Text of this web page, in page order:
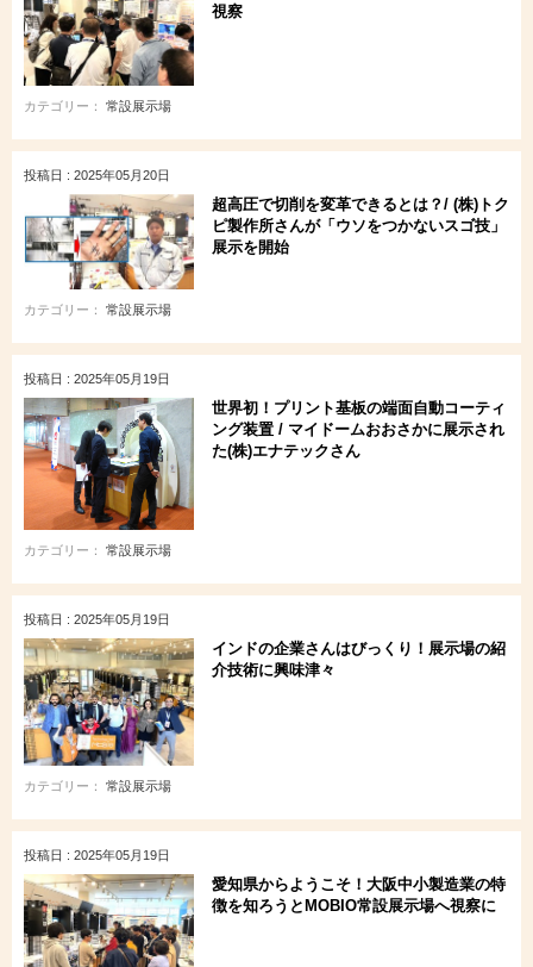
視察
カテゴリー： 常設展示場
投稿日 : 2025年05月20日
超高圧で切削を変革できるとは？/ (株)トク
ピ製作所さんが「ウソをつかないスゴ技」
展示を開始
カテゴリー： 常設展示場
投稿日 : 2025年05月19日
世界初！プリント基板の端面自動コーティ
ング装置 / マイドームおおさかに展示され
た(株)エナテックさん
カテゴリー： 常設展示場
投稿日 : 2025年05月19日
インドの企業さんはびっくり！展示場の紹
介技術に興味津々
カテゴリー： 常設展示場
投稿日 : 2025年05月19日
愛知県からようこそ！大阪中小製造業の特
徴を知ろうとMOBIO常設展示場へ視察に